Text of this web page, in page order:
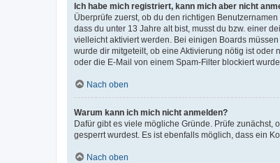
Ich habe mich registriert, kann mich aber nicht
Überprüfe zuerst, ob du den richtigen
dass du unter 13 Jahre alt bist, musst du bzw. einer
vielleicht aktiviert werden. Bei einigen Boards
wurde dir mitgeteilt, ob eine Aktivierung nötig ist
oder die E-Mail von einem Spam-Filter blockiert
Nach oben
Warum kann ich mich nicht anmelden?
Dafür gibt es viele mögliche Gründe. Prüfe
gesperrt wurdest. Es ist ebenfalls möglich, dass ein
Nach oben